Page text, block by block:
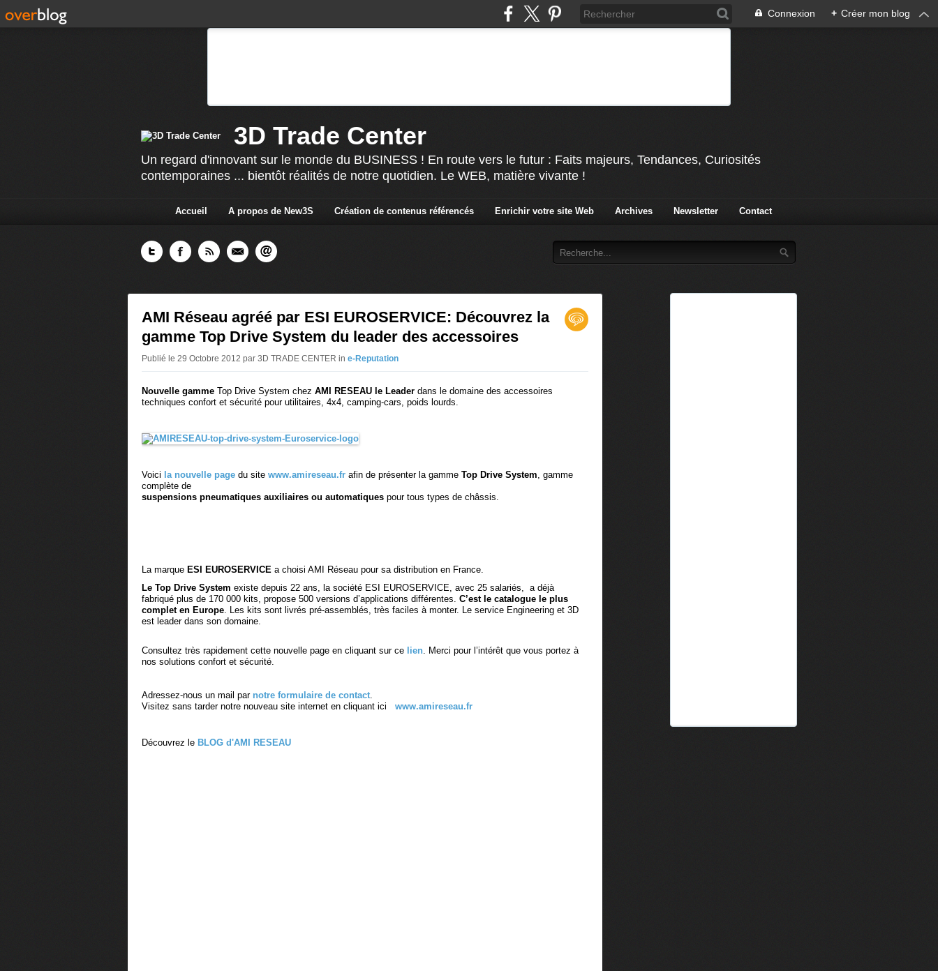
Connexion + Créer mon blog
3D Trade Center
Un regard d'innovant sur le monde du BUSINESS ! En route vers le futur : Faits majeurs, Tendances, Curiosités
contemporaines ... bientôt réalités de notre quotidien. Le WEB, matière vivante !
Accueil A propos de New3S Création de contenus référencés Enrichir votre site Web Archives Newsletter Contact
AMI Réseau agréé par ESI EUROSERVICE: Découvrez la
gamme Top Drive System du leader des accessoires
Publié le 29 Octobre 2012 par 3D TRADE CENTER in e-Reputation
Nouvelle gamme Top Drive System chez AMI RESEAU le Leader dans le domaine des accessoires
techniques confort et sécurité pour utilitaires, 4x4, camping-cars, poids lourds.
Voici la nouvelle page du site www.amireseau.fr afin de présenter la gamme Top Drive System, gamme
complète de
suspensions pneumatiques auxiliaires ou automatiques pour tous types de châssis.
La marque ESI EUROSERVICE a choisi AMI Réseau pour sa distribution en France.
Le Top Drive System existe depuis 22 ans, la société ESI EUROSERVICE, avec 25 salariés, a déjà
fabriqué plus de 170 000 kits, propose 500 versions d’applications différentes. C’est le catalogue le plus
complet en Europe. Les kits sont livrés pré-assemblés, très faciles à monter. Le service Engineering et 3D
est leader dans son domaine.
Consultez très rapidement cette nouvelle page en cliquant sur ce lien. Merci pour l’intérêt que vous portez à
nos solutions confort et sécurité.
Adressez-nous un mail par notre formulaire de contact.
Visitez sans tarder notre nouveau site internet en cliquant ici www.amireseau.fr
Découvrez le BLOG d'AMI RESEAU